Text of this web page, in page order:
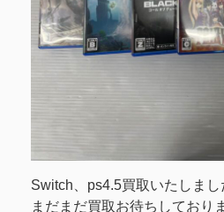
Switch、ps4.5買取いたしまし
まだまだ買取お待ちしており